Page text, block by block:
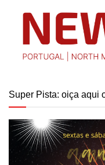
Super Pista: oiça aqui